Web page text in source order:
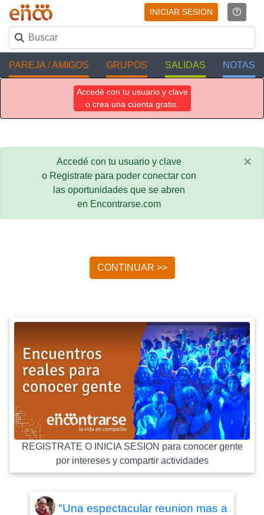
INICIAR SESION
PAREJA / AMIGOS GRUPOS SALIDAS NOTAS
Accedé con tu usuario y clave
o crea una cuenta gratis.
Accedé con tu usuario y clave
o Registrate para poder conectar con
las oportunidades que se abren
en Encontrarse.com
×
CONTINUAR >>
REGISTRATE O INICIA SESION para conocer gente
por intereses y compartir actividades
"Una espectacular reunion mas a